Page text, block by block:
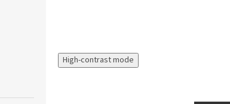
High-contrast mode